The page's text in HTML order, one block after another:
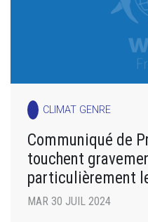
CLIMAT GENRE
Communiqué de
touchent
particulièrement
MAR 30 JUIL 2024